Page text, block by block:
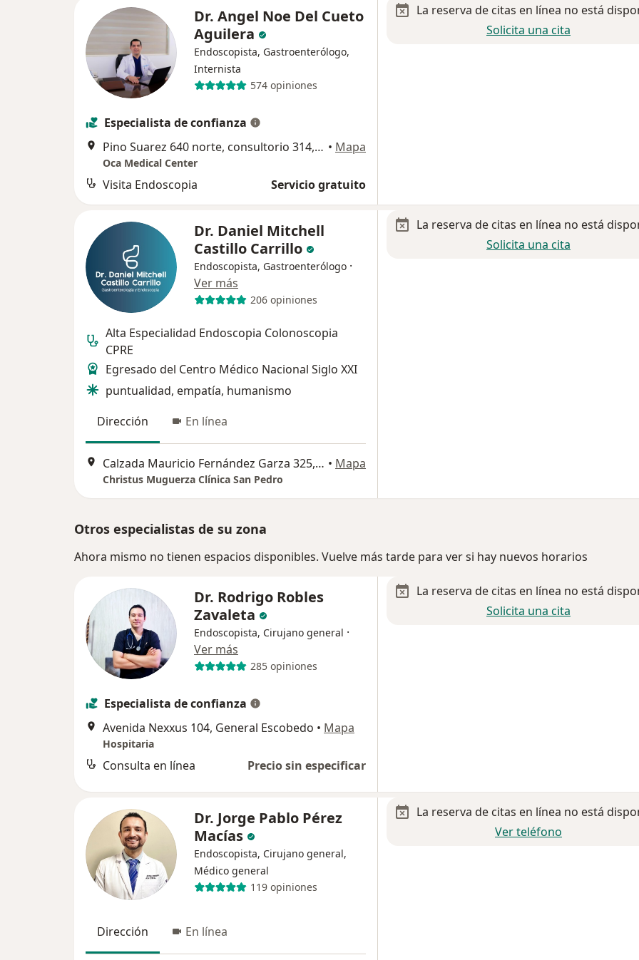
Dr. Angel Noe Del Cueto
Aguilera
Endoscopista, Gastroenterólogo,
Internista
574 opiniones
Especialista de confianza
Pino Suarez 640 norte, consultorio 314, piso 3, Monterrey • Mapa
Oca Medical Center
Visita Endoscopia Servicio gratuito
La reserva de citas en línea no está
Solicita una cita
Dr. Daniel Mitchell
Castillo Carrillo
Endoscopista, Gastroenterólogo ·
Ver más
206 opiniones
Alta Especialidad Endoscopia Colonoscopia
CPRE
Egresado del Centro Médico Nacional Siglo XXI
puntualidad, empatía, humanismo
Dirección
En línea
Calzada Mauricio Fernández Garza 325, San Pedro Garza Garcia • Mapa
Christus Muguerza Clínica San Pedro
La reserva de citas en línea no está
Solicita una cita
Otros especialistas de su zona
Ahora mismo no tienen espacios disponibles. Vuelve más tarde para ver si hay nuevos horarios
Dr. Rodrigo Robles
Zavaleta
Endoscopista, Cirujano general ·
Ver más
285 opiniones
Especialista de confianza
Avenida Nexxus 104, General Escobedo • Mapa
Hospitaria
Consulta en línea Precio sin especificar
La reserva de citas en línea no está
Solicita una cita
Dr. Jorge Pablo Pérez
Macías
Endoscopista, Cirujano general,
Médico general
119 opiniones
Dirección En línea
La reserva de citas en línea no está
Ver teléfono